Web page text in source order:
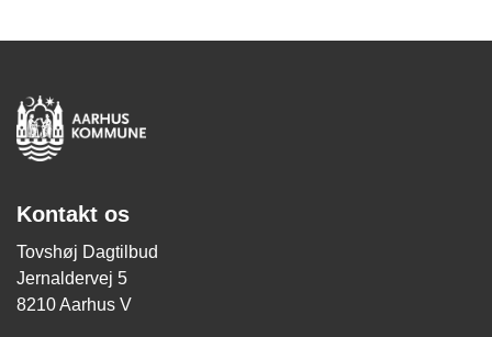
Kontakt os
Tovshøj Dagtilbud
Jernaldervej 5
8210 Aarhus V